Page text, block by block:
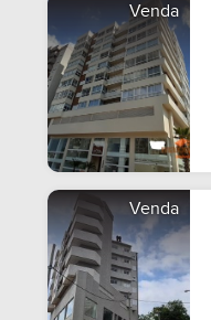
Venda
Venda